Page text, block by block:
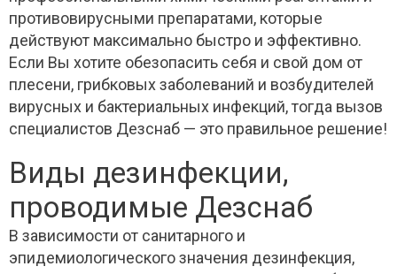
противовирусными препаратами, которые
действуют максимально быстро и эффективно.
Если Вы хотите обезопасить себя и свой дом от
плесени, грибковых заболеваний и возбудителей
вирусных и бактериальных инфекций, тогда вызов
специалистов Дезснаб — это правильное решение!
Виды дезинфекции,
проводимые Дезснаб
В зависимости от санитарного и
эпидемиологического значения дезинфекция,